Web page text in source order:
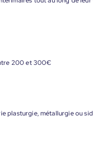
200 et 300€
plasturgie, métallurgie ou